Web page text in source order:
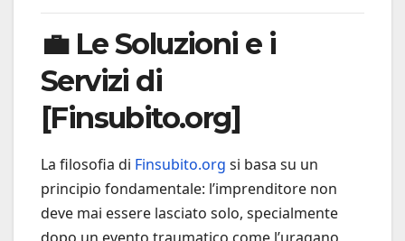
💼 Le Soluzioni e i
Servizi di
[Finsubito.org]
La filosofia di Finsubito.org si basa su un
principio fondamentale: l’imprenditore non
deve mai essere lasciato solo, specialmente
dopo un evento traumatico come l’uragano